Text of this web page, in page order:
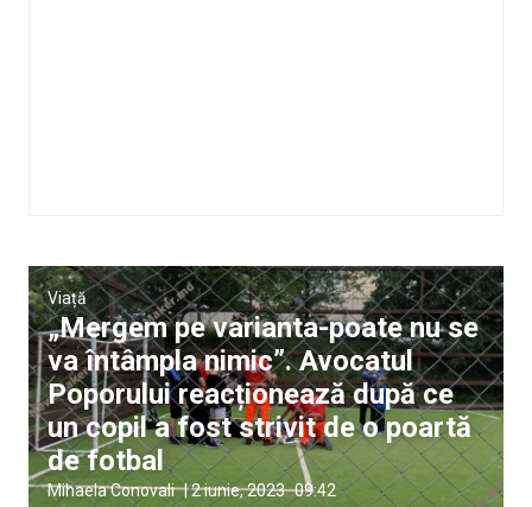
Viață
„Mergem pe varianta-poate nu se
va întâmpla nimic”. Avocatul
Poporului reacționează după ce
un copil a fost strivit de o poartă
de fotbal
Mihaela Conovali |2 iunie, 2023 09:42